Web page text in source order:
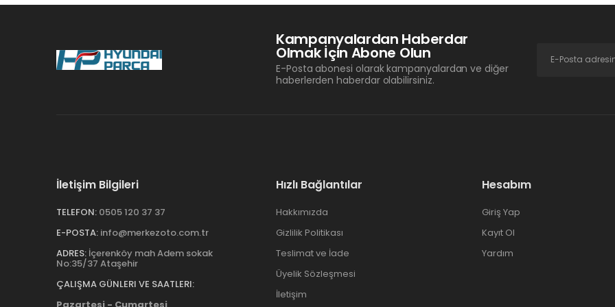
Kampanyalardan Haberdar
Olmak İçin Abone Olun
E-Posta abonesi olarak kampanyalardan ve diğer
haberlerden haberdar olabilirsiniz.
İletişim Bilgileri
TELEFON: 0505 120 37 37
E-POSTA: info@merkezoto.com.tr
ADRES: İçerenköy mah Adem sokak
No:35/37 Ataşehir
ÇALIŞMA GÜNLERI VE SAATLERI:
Hızlı Bağlantılar
Hakkımızda
Gizlilik Politikası
Teslimat ve İade
Üyelik Sözleşmesi
İletişim
Hesabım
Giriş Yap
Kayıt Ol
Yardım